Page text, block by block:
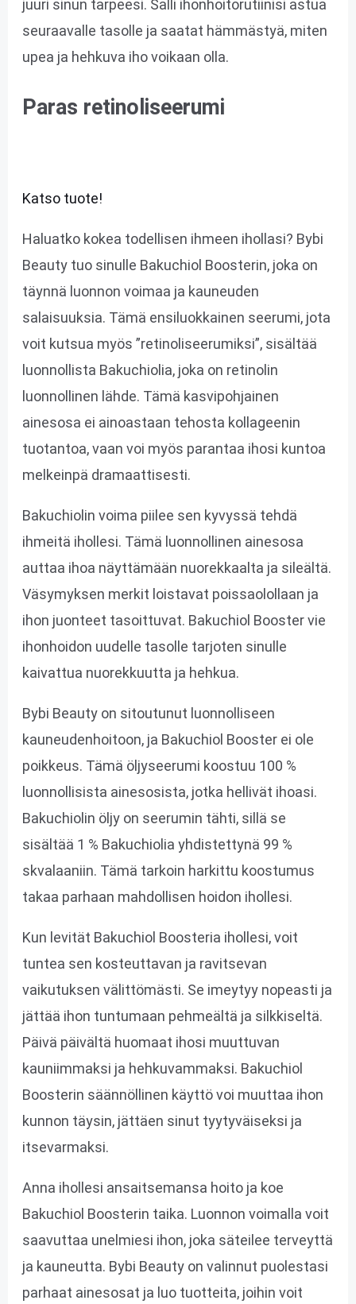
juuri sinun tarpeesi. Salli ihonhoitorutiinisi astua
seuraavalle tasolle ja saatat hämmästyä, miten
upea ja hehkuva iho voikaan olla.
Paras retinoliseerumi
Katso tuote!
Haluatko kokea todellisen ihmeen ihollasi? Bybi
Beauty tuo sinulle Bakuchiol Boosterin, joka on
täynnä luonnon voimaa ja kauneuden
salaisuuksia. Tämä ensiluokkainen seerumi, jota
voit kutsua myös ”retinoliseerumiksi”, sisältää
luonnollista Bakuchiolia, joka on retinolin
luonnollinen lähde. Tämä kasvipohjainen
ainesosa ei ainoastaan tehosta kollageenin
tuotantoa, vaan voi myös parantaa ihosi kuntoa
melkeinpä dramaattisesti.
Bakuchiolin voima piilee sen kyvyssä tehdä
ihmeitä ihollesi. Tämä luonnollinen ainesosa
auttaa ihoa näyttämään nuorekkaalta ja sileältä.
Väsymyksen merkit loistavat poissaolollaan ja
ihon juonteet tasoittuvat. Bakuchiol Booster vie
ihonhoidon uudelle tasolle tarjoten sinulle
kaivattua nuorekkuutta ja hehkua.
Bybi Beauty on sitoutunut luonnolliseen
kauneudenhoitoon, ja Bakuchiol Booster ei ole
poikkeus. Tämä öljyseerumi koostuu 100 %
luonnollisista ainesosista, jotka hellivät ihoasi.
Bakuchiolin öljy on seerumin tähti, sillä se
sisältää 1 % Bakuchiolia yhdistettynä 99 %
skvalaaniin. Tämä tarkoin harkittu koostumus
takaa parhaan mahdollisen hoidon ihollesi.
Kun levität Bakuchiol Boosteria ihollesi, voit
tuntea sen kosteuttavan ja ravitsevan
vaikutuksen välittömästi. Se imeytyy nopeasti ja
jättää ihon tuntumaan pehmeältä ja silkkiseltä.
Päivä päivältä huomaat ihosi muuttuvan
kauniimmaksi ja hehkuvammaksi. Bakuchiol
Boosterin säännöllinen käyttö voi muuttaa ihon
kunnon täysin, jättäen sinut tyytyväiseksi ja
itsevarmaksi.
Anna ihollesi ansaitsemansa hoito ja koe
Bakuchiol Boosterin taika. Luonnon voimalla voit
saavuttaa unelmiesi ihon, joka säteilee terveyttä
ja kauneutta. Bybi Beauty on valinnut puolestasi
parhaat ainesosat ja luo tuotteita, joihin voit